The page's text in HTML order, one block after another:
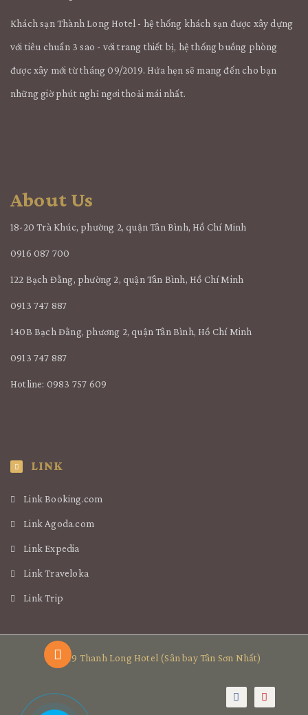
Khách sạn Thành Long Hotel - hệ thống khách sạn được xây dựng
với tiêu chuẩn 3 sao - với trang thiết bị, hệ thống buồng phòng
được xây mới từ tháng 09/2019. Hứa hẹn sẽ mang đến cho bạn
những giờ phút nghỉ ngơi thoải mái nhất.
About Us
18-20 Trà Khúc, phường 2, quận Tân Bình, Hồ Chí Minh
0916 087 700
122 Bạch Đằng, phường 2, quận Tân Bình, Hồ Chí Minh
0913 747 887
140B Bạch Đằng, phương 2, quận Tân Bình, Hồ Chí Minh
0913 747 887
Hotline: 0983 757 609
LINK
Link Booking.com
Link Agoda.com
Link Expedia
Link Traveloka
Link Trip
© 2019 Thanh Long Hotel (Sân bay Tân Sơn Nhất)